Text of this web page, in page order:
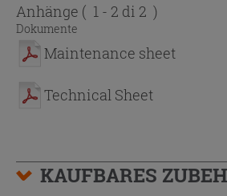
Anhänge ( 1 - 2 di 2 )
Dokumente
Maintenance sheet
Technical Sheet
KAUFBARES